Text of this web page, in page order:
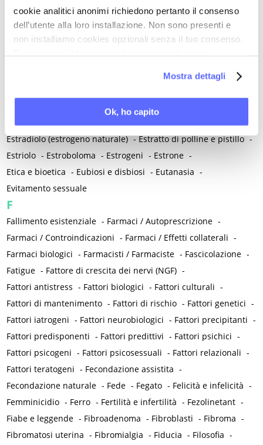
cookie analitici anonimi richiedono pertanto il consenso
dell’utente alla loro installazione. Non sono presenti e
non installiamo cookies opzionali senza il tuo consenso.
Mostra dettagli
Ok, ho capito
Emorroidi e ragadi -Emozioni -Endometrio -Endometriosi
Endometriosi rettale -Endometriosi vescicale -Endometrite
Endorfine -Eneide -Energia vitale -Enuresi -
Epatite e cirrosi -Epidemia -Epigenetica -Epilessia -
Escherichia coli di Nissle - Escherichia coli uropatogeno
Esercizi tibetani -Esercizio terapeutico -Estasi -Estetrolo -
Estradiolo (estrogeno naturale) -Estratto di polline e pistillo -
Estriolo - Estroboloma - Estrogeni - Estrone -
Etica e bioetica - Eubiosi e disbiosi - Eutanasia -
Evitamento sessuale
F
Fallimento esistenziale - Farmaci / Autoprescrizione -
Farmaci / Controindicazioni - Farmaci / Effetti collaterali -
Farmaci biologici - Farmacisti / Farmaciste - Fascicolazione -
Fatigue - Fattore di crescita dei nervi (NGF) -
Fattori antistress - Fattori biologici - Fattori culturali -
Fattori di mantenimento - Fattori di rischio - Fattori genetici -
Fattori iatrogeni - Fattori neurobiologici - Fattori precipitanti -
Fattori predisponenti - Fattori predittivi - Fattori psichici -
Fattori psicogeni - Fattori psicosessuali - Fattori relazionali -
Fattori teratogeni - Fecondazione assistita -
Fecondazione naturale - Fede - Fegato - Felicità e infelicità -
Femminicidio - Ferro - Fertilità e infertilità - Fezolinetant -
Fiabe e leggende - Fibroadenoma - Fibroblasti - Fibroma -
Fibromatosi uterina - Fibromialgia - Fiducia - Filosofia -